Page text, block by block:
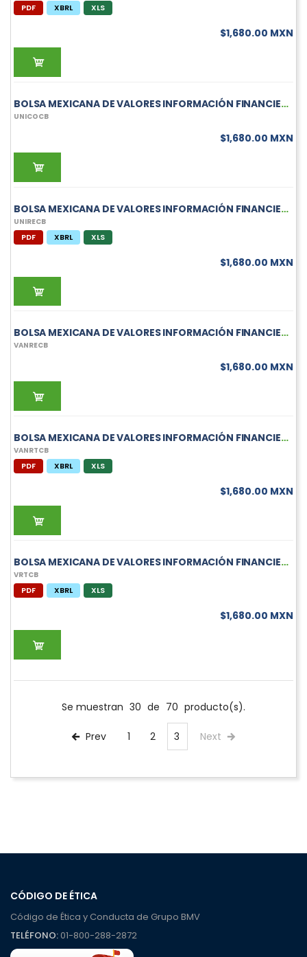
PDF XBRL XLS
$1,680.00 MXN
BOLSA MEXICANA DE VALORES INFORMACIÓN FINANCIERA MENSUAL DE UNICOCB
UNICOCB
$1,680.00 MXN
BOLSA MEXICANA DE VALORES INFORMACIÓN FINANCIERA MENSUAL DE UNIRECB
UNIRECB
PDF XBRL XLS
$1,680.00 MXN
BOLSA MEXICANA DE VALORES INFORMACIÓN FINANCIERA MENSUAL DE VANRECB
VANRECB
$1,680.00 MXN
BOLSA MEXICANA DE VALORES INFORMACIÓN FINANCIERA MENSUAL DE VANRTCB
VANRTCB
PDF XBRL XLS
$1,680.00 MXN
BOLSA MEXICANA DE VALORES INFORMACIÓN FINANCIERA MENSUAL DE VRTCB
VRTCB
PDF XBRL XLS
$1,680.00 MXN
Se muestran 30 de 70 producto(s).
Prev 1 2 3 Next
CÓDIGO DE ÉTICA
Código de Ética y Conducta de Grupo BMV
TELÉFONO:01-800-288-2872